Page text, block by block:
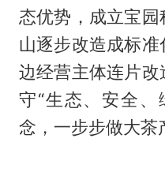
态优势，成立宝
山逐步改造成标
边经营主体连片
守“生态、安全、
念，一步步做大茶